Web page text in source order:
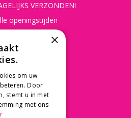
VERZONDEN!
openingstijden
56
MK 't Goy
- 60 11 365
×
om uw
Door
stemt u in met
met ons